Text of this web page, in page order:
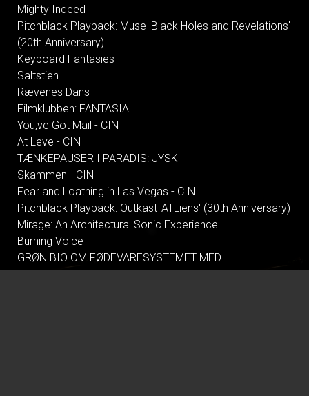
Mighty Indeed
Pitchblack Playback: Muse 'Black Holes and Revelations'
(20th Anniversary)
Keyboard Fantasies
Saltstien
Rævenes Dans
Filmklubben: FANTASIA
You,ve Got Mail - CIN
At Leve - CIN
TÆNKEPAUSER I PARADIS: JYSK
Skammen - CIN
Fear and Loathing in Las Vegas - CIN
Pitchblack Playback: Outkast 'ATLiens' (30th Anniversary)
Mirage: An Architectural Sonic Experience
Burning Voice
GRØN BIO OM FØDEVARESYSTEMET MED
FÆLLESSPISNING